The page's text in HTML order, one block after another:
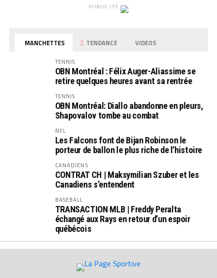
PUBLICITÉ
MANCHETTES TENDANCE VIDEOS
TENNIS
OBN Montréal : Félix Auger-Aliassime se
retire quelques heures avant sa rentrée
TENNIS
OBN Montréal: Diallo abandonne en pleurs,
Shapovalov tombe au combat
NFL
Les Falcons font de Bijan Robinson le
porteur de ballon le plus riche de l’histoire
CANADIENS
CONTRAT CH | Maksymilian Szuber et les
Canadiens s’entendent
BASEBALL
TRANSACTION MLB | Freddy Peralta
échangé aux Rays en retour d’un espoir
québécois